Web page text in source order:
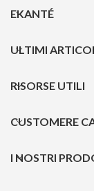
EKANTÉ
ULTIMI
RISORSE UTILI
CUSTOMERE
I NOSTRI